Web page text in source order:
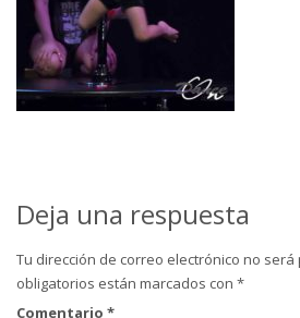
Deja una respuesta
Tu dirección de correo electrónico no será
obligatorios están marcados con *
Comentario *